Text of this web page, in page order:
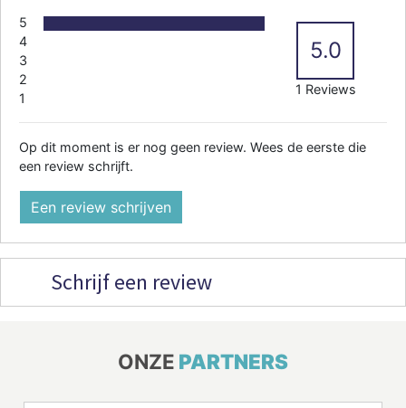
5
4
3
2
1
5.0
1 Reviews
Op dit moment is er nog geen review. Wees de eerste die
een review schrijft.
Een review schrijven
Schrijf een review
ONZE PARTNERS